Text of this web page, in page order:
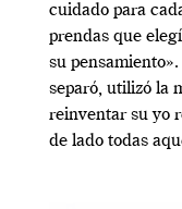
cuidado para
prendas que
su
separó, utilizó la
reinventar su yo
de lado todas